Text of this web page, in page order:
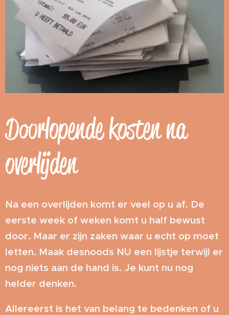
Doorlopende kosten na
overlijden
Na een overlijden komt er veel op u af. De
eerste week of weken komt u half bewust
door. Maar er zijn zaken waar u echt op moet
letten. Maak desnoods NU een lijstje terwijl er
nog niets aan de hand is. Je kunt nu nog
helder denken.
Allereerst is het van belang te bedenken of u